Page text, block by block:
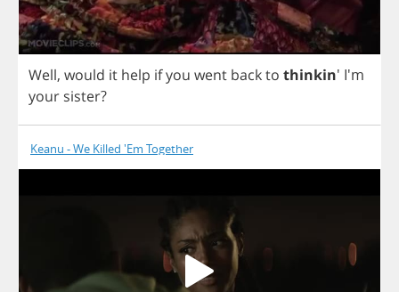
Well, would it help ifyou went backto thinkin' I'm
your sister?
Keanu - We Killed 'Em Together